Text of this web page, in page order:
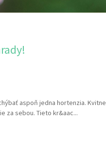
aspoň jedna hortenzia. Kvitne
za sebou. Tieto kr&aac...